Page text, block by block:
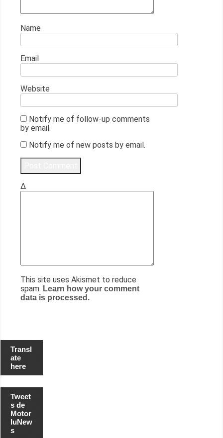
Name
Email
Website
Notify me of follow-up comments
by email.
Notify me of new posts by email.
Δ
This site uses Akismet to reduce
spam. Learn how your comment
data is processed.
Transl
ate
here
Tweet
s de
Motor
luNew
s